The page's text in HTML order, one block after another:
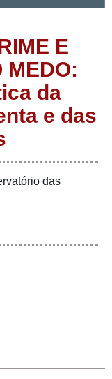
E
MEDO:
da
e das
das